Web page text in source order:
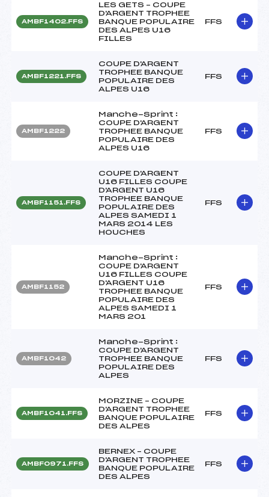
AMBF1402.FFS
LES GETS – COUPE
D'ARGENT TROPHEE
BANQUE POPULAIRE
DES ALPES U16
FILLES
FFS
AMBF1221.FFS
COUPE D'ARGENT
TROPHEE BANQUE
POPULAIRE DES
ALPES U16
FFS
AMBF1222
Manche-Sprint :
COUPE D'ARGENT
TROPHEE BANQUE
POPULAIRE DES
ALPES U16
FFS
AMBF1151.FFS
COUPE D'ARGENT
U16 FILLES COUPE
D'ARGENT U16
TROPHEE BANQUE
POPULAIRE DES
ALPES SAMEDI 1
MARS 2014 LES
HOUCHES
FFS
AMBF1152
Manche-Sprint :
COUPE D'ARGENT
U16 FILLES COUPE
D'ARGENT U16
TROPHEE BANQUE
POPULAIRE DES
ALPES SAMEDI 1
MARS 201
FFS
AMBF1042
Manche-Sprint :
COUPE D'ARGENT
TROPHEE BANQUE
POPULAIRE DES
ALPES
FFS
AMBF1041.FFS
MORZINE – COUPE
D'ARGENT TROPHEE
BANQUE POPULAIRE
DES ALPES
FFS
AMBF0971.FFS
BERNEX – COUPE
D'ARGENT TROPHEE
BANQUE POPULAIRE
DES ALPES
FFS